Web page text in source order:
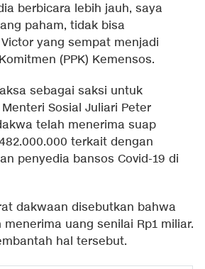
berbicara lebih jauh, saya
paham, tidak bisa
yang sempat menjadi
(PPK) Kemensos.
sebagai saksi untuk
Sosial Juliari Peter
telah menerima suap
terkait dengan
penyedia bansos Covid-19 di
dakwaan disebutkan bahwa
menerima uang senilai Rp1 miliar.
hal tersebut.